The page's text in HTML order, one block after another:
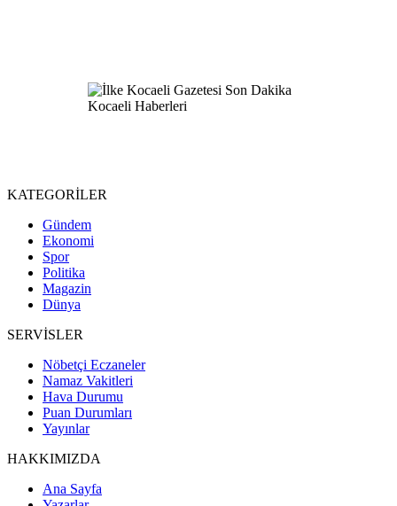
KATEGORİLER
Gündem
Ekonomi
Spor
Politika
Magazin
Dünya
SERVİSLER
Nöbetçi Eczaneler
Namaz Vakitleri
Hava Durumu
Puan Durumları
Yayınlar
HAKKIMIZDA
Ana Sayfa